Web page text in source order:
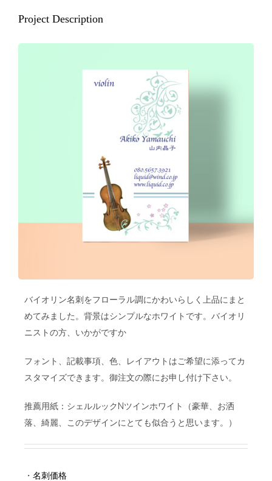
Project Description
バイオリン名刺をフローラル調にかわいらしく上品にまと
めてみました。背景はシンプルなホワイトです。バイオリ
ニストの方、いかがですか
フォント、記載事項、色、レイアウトはご希望に添ってカ
スタマイズできます。御注文の際にお申し付け下さい。
推薦用紙：シェルルックNツインホワイト（豪華、お洒
落、綺麗、このデザインにとても似合うと思います。）
・ 名刺価格